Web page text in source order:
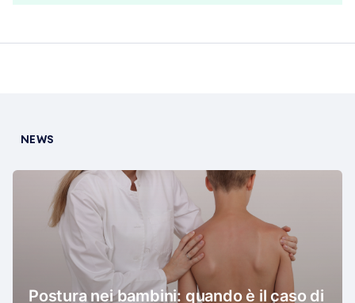
NEWS
Postura nei bambini: quando è il caso di